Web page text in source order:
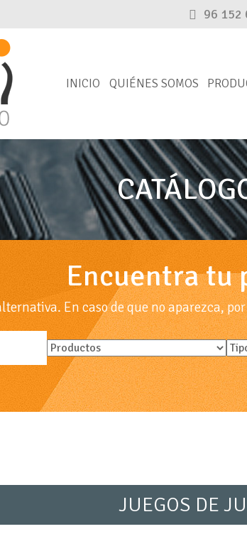
96 152
INICIO QUIÉNES SOMOS
Encuentra tu
En caso de que no aparezca,
JUEGOS DE